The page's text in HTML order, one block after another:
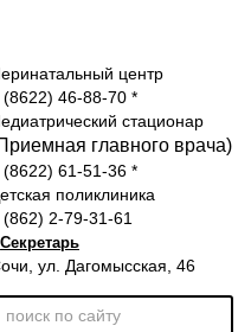
центр
(8622) 46-88-70 *
стационар
главного врача)
(8622) 61-51-36 *
поликлиника
(862) 2-79-31-61
Секретарь
ул. Дагомысская, 46